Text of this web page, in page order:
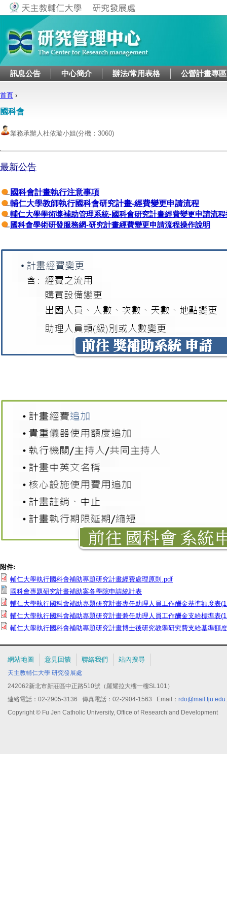
Jump to navigation
訊息公告 中心簡介 辦法/常用表格 公營計畫專區
您在這裡
首頁 ›
國科會
業務承辦人杜依璇小姐(分機：3060)
最新公告
國科會計畫執行注意事項
輔仁大學教師執行國科會研究計畫-經費變更申請流程
輔仁大學學術獎補助管理系統-國科會研究計畫經費變更申請流
國科會學術研發服務網-研究計畫經費變更申請流程操作說明
附件:
輔仁大學執行國科會補助專題研究計畫經費處理原則.pdf
國科會專題研究計畫補助案各學院申請統計表
輔仁大學執行國科會補助專題研究計畫專任助理人員工作酬金基準額度表
輔仁大學執行國科會補助專題研究計畫兼任助理人員工作酬金支給標準表
輔仁大學執行國科會補助專題研究計畫博士後研究教學研究費支給基準額
網站地圖 意見回饋 聯絡我們 站內搜尋
天主教輔仁大學 研究發展處
242062新北市新莊區中正路510號（羅耀拉大樓一樓SL101）
連絡電話：02-2905-3136 傳真電話：02-2904-1563 Email：
Copyright © Fu Jen Catholic University, Office of Research and Development